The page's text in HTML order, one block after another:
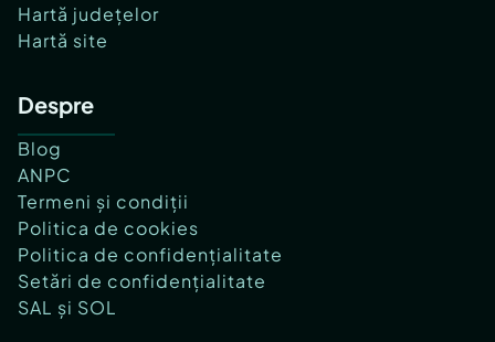
Hartă județelor
Hartă site
Despre
Blog
ANPC
Termeni și condiții
Politica de cookies
Politica de confidențialitate
Setări de confidențialitate
SAL și SOL